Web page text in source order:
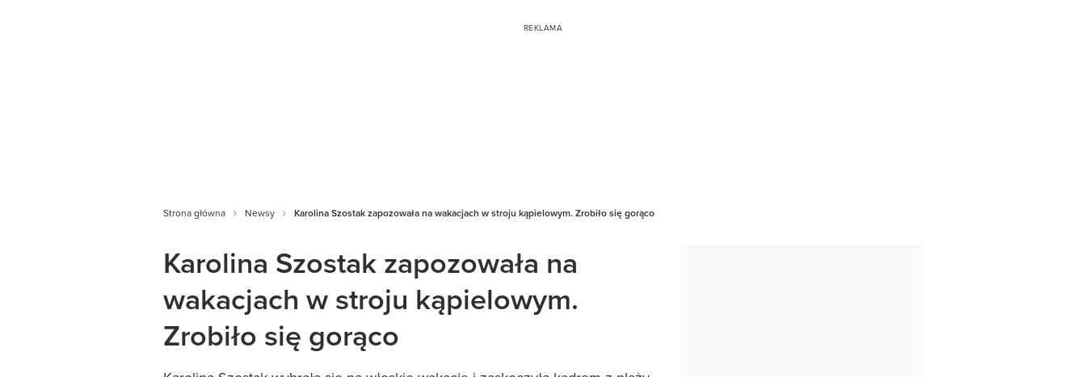
Strona główna Newsy Karolina Szostak zapozowała na wakacjach w stroju kąpielowym. Zrobiło się gorąco
Karolina Szostak zapozowała na
wakacjach w stroju kąpielowym.
Zrobiło się gorąco